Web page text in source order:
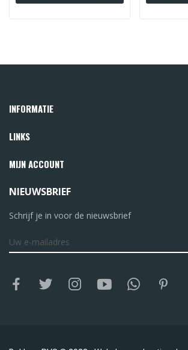
INFORMATIE
LINKS
MIJN ACCOUNT
NIEUWSBRIEF
Schrijf je in voor de nieuwsbrief